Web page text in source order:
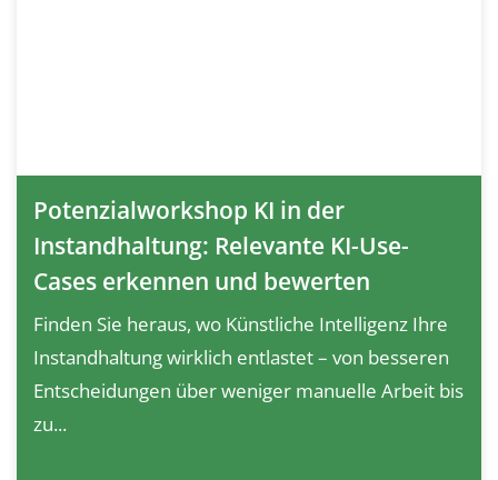
Potenzialworkshop KI in der
Instandhaltung: Relevante KI-Use-
Cases erkennen und bewerten
Finden Sie heraus, wo Künstliche Intelligenz Ihre
Instandhaltung wirklich entlastet – von besseren
Entscheidungen über weniger manuelle Arbeit bis
zu...